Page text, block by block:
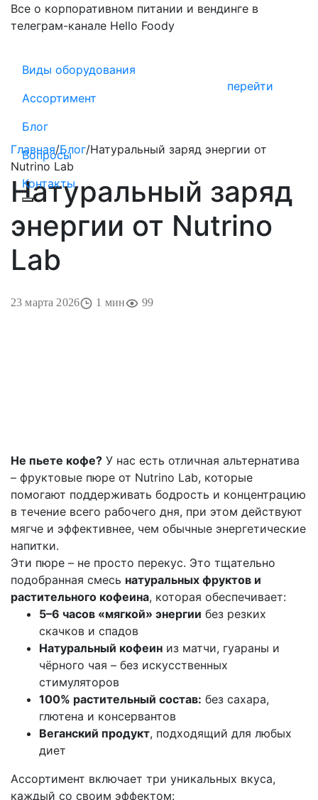
Все о корпоративном питании и вендинге в
телеграм-канале Hello Foody
перейти
Виды оборудования
Ассортимент
Блог
Вопросы
Контакты
Главная/Блог/Натуральный заряд энергии от
Nutrino Lab
Натуральный заряд
энергии от Nutrino
Lab
23 марта 2026 1 мин 99
Не пьете кофе? У нас есть отличная альтернатива
– фруктовые пюре от Nutrino Lab, которые
помогают поддерживать бодрость и концентрацию
в течение всего рабочего дня, при этом действуют
мягче и эффективнее, чем обычные энергетические
напитки.
Эти пюре – не просто перекус. Это тщательно
подобранная смесь натуральных фруктов и
растительного кофеина, которая обеспечивает:
5–6 часов «мягкой» энергии без резких
скачков и спадов
Натуральный кофеин из матчи, гуараны и
чёрного чая – без искусственных
стимуляторов
100% растительный состав: без сахара,
глютена и консервантов
Веганский продукт, подходящий для любых
диет
Ассортимент включает три уникальных вкуса,
каждый со своим эффектом: